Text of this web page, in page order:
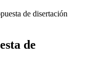
de disertación
de